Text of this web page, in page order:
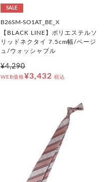
SALE
B26SM-SO1AT_BE_X
【BLACK LINE】ポリエステルソ
リッドネクタイ 7.5cm幅/ベージ
ュ/ウォッシャブル
¥4,290
WEB価格¥3,432 税込